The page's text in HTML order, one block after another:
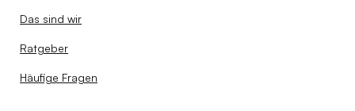
Das sind wir
Ratgeber
Häufige Fragen